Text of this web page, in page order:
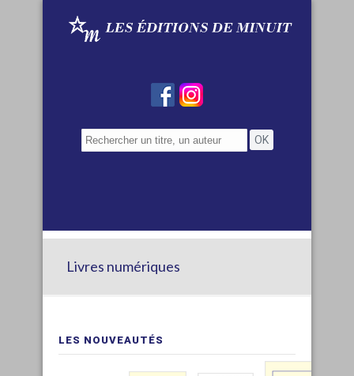
Livres numériques
LES NOUVEAUTÉS